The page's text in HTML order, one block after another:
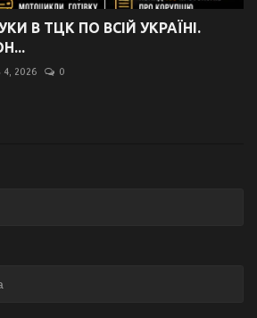
В ТЦК ПО ВСІЙ УКРАЇНІ.
4, 2026 0